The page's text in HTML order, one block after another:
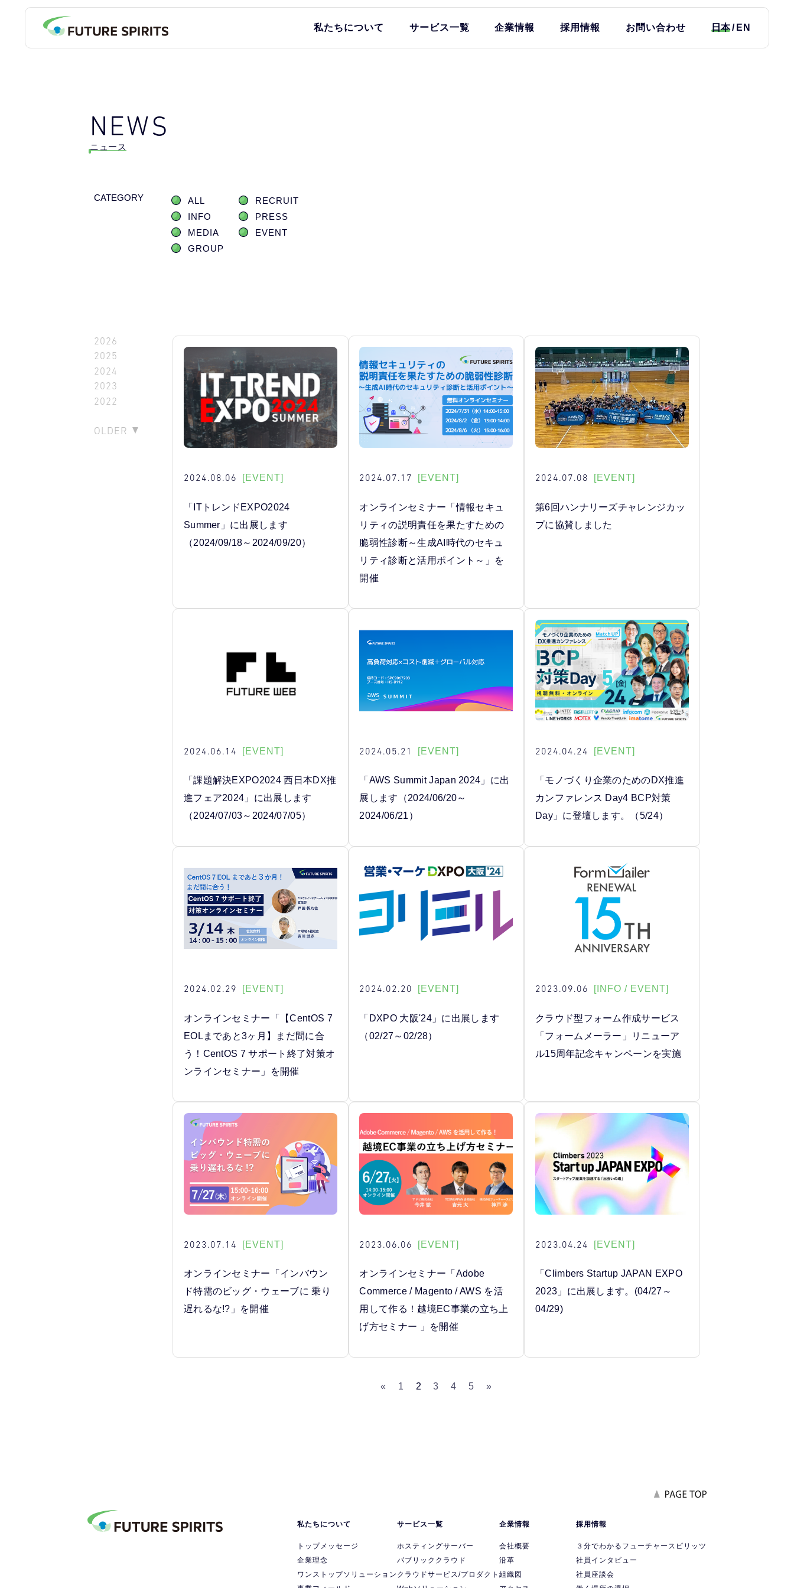
私たちについて サービス一覧 企業情報 採用情報 お問い合わせ 日本 EN
NEWS
ニュース
CATEGORY ALL
RECRUIT
INFO
PRESS
MEDIA
EVENT
GROUP
2026
2025
2024
2023
2022
OLDER
2024.08.06 [EVENT]
「ITトレンドEXPO2024
Summer」に出展します
（2024/09/18～2024/09/20）
2024.07.17 [EVENT]
オンラインセミナー「情報セキュ
リティの説明責任を果たすための
脆弱性診断～生成AI時代のセキュ
リティ診断と活用ポイント～」を
開催
2024.07.08 [EVENT]
第6回ハンナリーズチャレンジカッ
プに協賛しました
2024.06.14 [EVENT]
「課題解決EXPO2024 西日本DX推
進フェア2024」に出展します
（2024/07/03～2024/07/05）
2024.05.21 [EVENT]
「AWS Summit Japan 2024」に出
展します（2024/06/20～
2024/06/21）
2024.04.24 [EVENT]
「モノづくり企業のためのDX推進
カンファレンス Day4 BCP対策
Day」に登壇します。（5/24）
2024.02.29 [EVENT]
オンラインセミナー「【CentOS 7
EOLまであと3ヶ月】まだ間に合
う！CentOS 7 サポート終了対策オ
ンラインセミナー」を開催
2024.02.20 [EVENT]
「DXPO 大阪'24」に出展します
（02/27～02/28）
2023.09.06 [INFO / EVENT]
クラウド型フォーム作成サービス
「フォームメーラー」リニューア
ル15周年記念キャンペーンを実施
2023.07.14 [EVENT]
オンラインセミナー「インバウン
ド特需のビッグ・ウェーブに 乗り
遅れるな!?」を開催
2023.06.06 [EVENT]
オンラインセミナー「Adobe
Commerce / Magento / AWS を活
用して作る！越境EC事業の立ち上
げ方セミナー 」を開催
2023.04.24 [EVENT]
「Climbers Startup JAPAN EXPO
2023」に出展します。(04/27～
04/29)
« 1 2 3 4 5 »
私たちについて
トップメッセージ
企業理念
ワンストップソリューション
サービス一覧
ホスティングサーバー
パブリッククラウド
クラウドサービス/プロダクト
企業情報
会社概要
沿革
組織図
採用情報
３分でわかるフューチャースピリッツ
社員インタビュー
社員座談会